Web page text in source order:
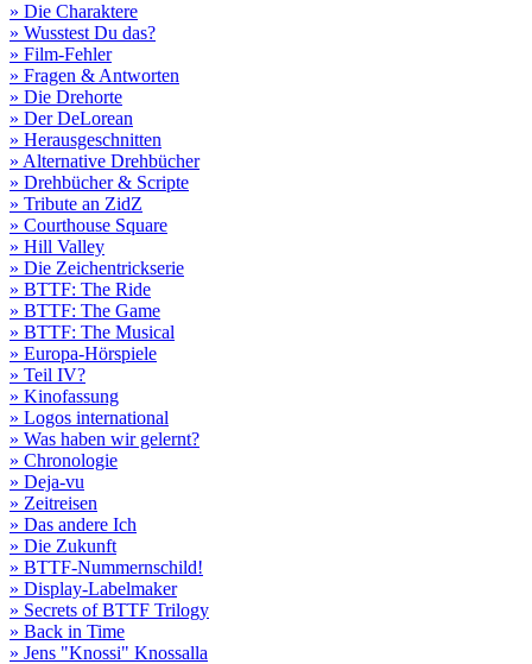
» Die Charaktere
» Wusstest Du das?
» Film-Fehler
» Fragen & Antworten
» Die Drehorte
» Der DeLorean
» Herausgeschnitten
» Alternative Drehbücher
» Drehbücher & Scripte
» Tribute an ZidZ
» Courthouse Square
» Hill Valley
» Die Zeichentrickserie
» BTTF: The Ride
» BTTF: The Game
» BTTF: The Musical
» Europa-Hörspiele
» Teil IV?
» Kinofassung
» Logos international
» Was haben wir gelernt?
» Chronologie
» Deja-vu
» Zeitreisen
» Das andere Ich
» Die Zukunft
» BTTF-Nummernschild!
» Display-Labelmaker
» Secrets of BTTF Trilogy
» Back in Time
» Jens "Knossi" Knossalla